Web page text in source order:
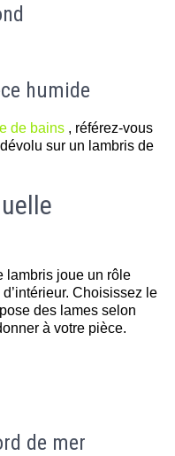
humide
de bains , référez-vous
sur un lambris de
lambris joue un rôle
Choisissez le
des lames selon
à votre pièce.
de mer